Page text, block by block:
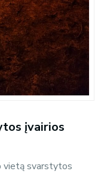
įvairios
vietą svarstytos